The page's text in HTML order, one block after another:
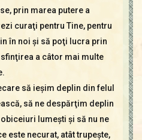
prin marea putere a
curaţi pentru Tine, pentru
în noi şi să poţi lucra prin
a câtor mai multe
să ieşim deplin din felul
să ne despărţim deplin
lumeşti şi să nu ne
este necurat, atât trupeşte,